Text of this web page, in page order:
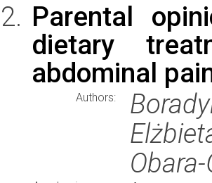
Parental
dietary
abdominal
Authors: